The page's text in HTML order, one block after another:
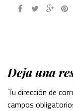
Deja una
Tu dirección de
campos